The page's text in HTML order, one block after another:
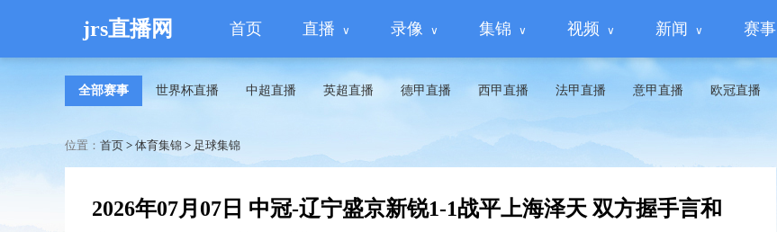
jrs直播网 首页 直播 录像 集锦 视频 新闻 赛事
全部赛事 世界杯直播 中超直播 英超直播 德甲直播 西甲直播 法甲直播 意甲直播 欧冠直播
位置： 首页 > 体育集锦 > 足球集锦
2026年07月07日 中冠-辽宁盛京新锐1-1战平上海泽天 双方握手言和